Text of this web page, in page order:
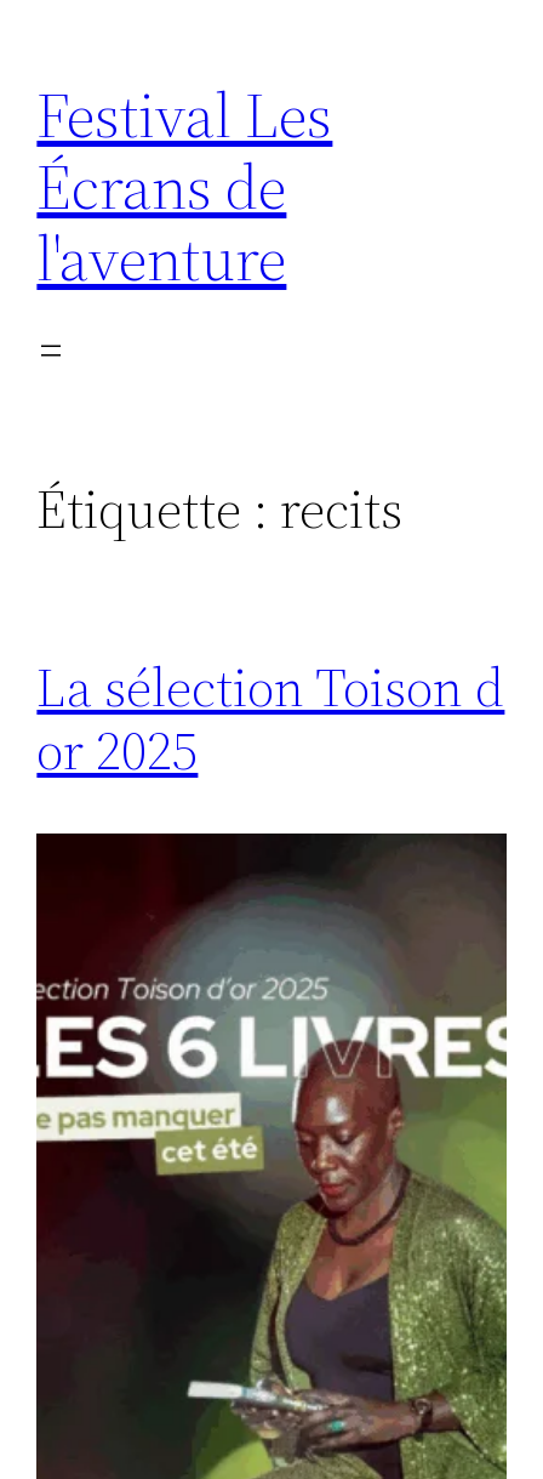
contenu
Festival Les
Écrans de
l'aventure
Étiquette : recits
La sélection Toison d
or 2025